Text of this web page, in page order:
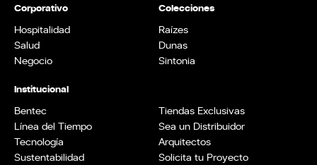
Corporativo
Hospitalidad
Salud
Negocio
Colecciones
Raízes
Dunas
Sintonia
Institucional
Bentec
Línea del Tiempo
Tecnología
Sustentabilidad
Tiendas Exclusivas
Sea un Distribuidor
Arquitectos
Solicita tu Proyecto